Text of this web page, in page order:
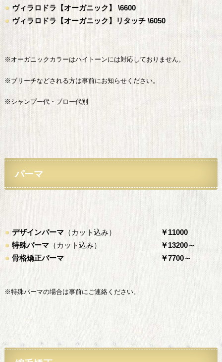
ヴィラロドラ【オーガニック】 \6600
ヴィラロドラ【オーガニック】リタッチ \6050
※オーガニックカラーはハイトーンには対応しておりません。
※ブリーチなどされる方は事前にお知らせください。
※シャンプー代・ブロー代別
パーマ
デザインパーマ （カット込み）
￥11000
特殊パーマ （カット込み）
￥13200～
骨格矯正パーマ
￥7700～
※特殊パーマの場合は事前にご連絡ください。